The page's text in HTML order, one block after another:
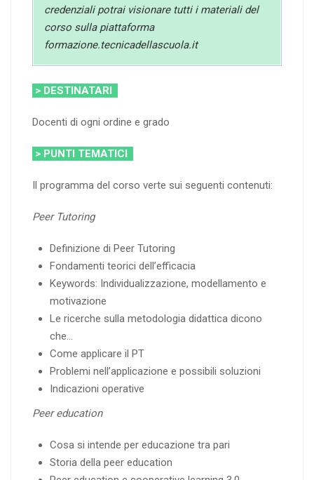
credenziali potrai visionare tutti i materiali del
corso sulla piattaforma
formazione.tecnicadellascuola.it
> DESTINATARI
Docenti di ogni ordine e grado
> PUNTI TEMATICI
Il programma del corso verte sui seguenti contenuti:
Peer Tutoring
Definizione di Peer Tutoring
Fondamenti teorici dell’efficacia
Keywords: Individualizzazione, modellamento e
motivazione
Le ricerche sulla metodologia didattica dicono
che…
Come applicare il PT
Problemi nell’applicazione e possibili soluzioni
Indicazioni operative
Peer education
Cosa si intende per educazione tra pari
Storia della peer education